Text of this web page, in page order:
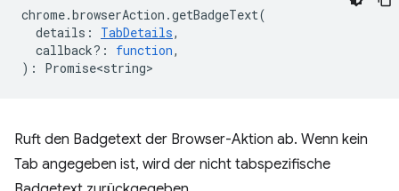
chrome.browserAction .getBadgeText(
details : TabDetails,
callback? : function,
) : Promise<string>
Ruft den Badgetext der Browser-Aktion ab. Wenn kein
Tab angegeben ist, wird der nicht tabspezifische